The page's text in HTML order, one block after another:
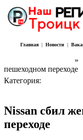
Главная | Новости |
»
пешеходном переходе
Категория:
Nissan сбил
переходе